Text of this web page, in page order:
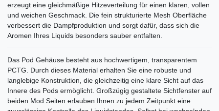
erzeugt eine gleichmäßige Hitzeverteilung für einen klaren, vollen
und weichen Geschmack. Die fein strukturierte Mesh Oberfläche
verbessert die Dampfproduktion und sorgt dafür, dass sich die
Aromen Ihres Liquids besonders sauber entfalten.
Das Pod Gehäuse besteht aus hochwertigem, transparentem
PCTG. Durch dieses Material erhalten Sie eine robuste und
langlebige Konstruktion, die gleichzeitig eine klare Sicht auf das
Innere des Pods ermöglicht. Großzügig gestaltete Sichtfenster auf
beiden Mod Seiten erlauben Ihnen zu jedem Zeitpunkt eine